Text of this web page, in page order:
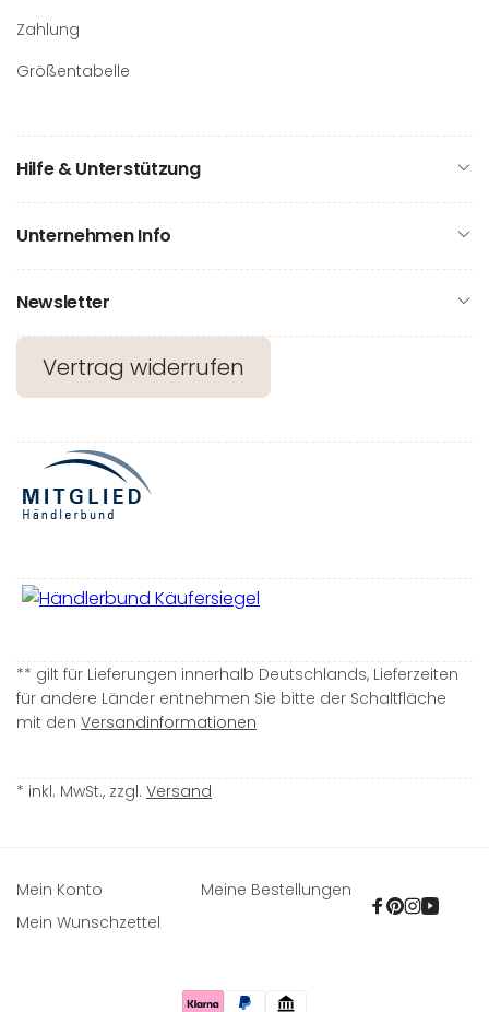
Zahlung
Größentabelle
Hilfe & Unterstützung
Unternehmen Info
Newsletter
Vertrag widerrufen
** gilt für Lieferungen innerhalb Deutschlands, Lieferzeiten
für andere Länder entnehmen Sie bitte der Schaltfläche
mit den Versandinformationen
* inkl. MwSt., zzgl. Versand
Mein Konto
Meine Bestellungen
Mein Wunschzettel
Facebook
Pinterest